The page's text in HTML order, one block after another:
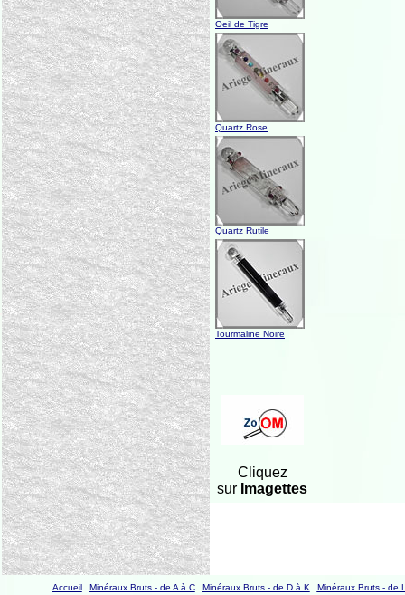
Oeil de Tigre
Quartz Rose
Quartz Rutile
Tourmaline Noire
Cliquez
sur Imagettes
Accueil Minéraux Bruts - de A à C Minéraux Bruts - de D à K
Minéraux Bruts - de